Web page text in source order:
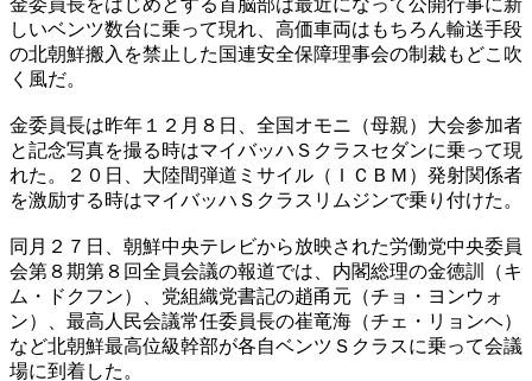
しいベンツ数台に乗って現れ、高価車両はもちろん輸送手段
の北朝鮮搬入を禁止した国連安全保障理事会の制裁もどこ吹
く風だ。
金委員長は昨年１２月８日、全国オモニ（母親）大会参加者
と記念写真を撮る時はマイバッハＳクラスセダンに乗って現
れた。２０日、大陸間弾道ミサイル（ＩＣＢＭ）発射関係者
を激励する時はマイバッハＳクラスリムジンで乗り付けた。
同月２７日、朝鮮中央テレビから放映された労働党中央委員
会第８期第８回全員会議の報道では、内閣総理の金徳訓（キ
ム・ドクフン）、党組織党書記の趙甬元（チョ・ヨンウォ
ン）、最高人民会議常任委員長の崔竜海（チェ・リョンヘ）
など北朝鮮最高位級幹部が各自ベンツＳクラスに乗って会議
場に到着した。